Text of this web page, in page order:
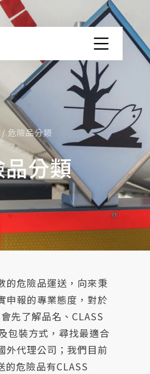
紹
/ 危險品分類
分類
的危險品運送，向來秉
申報的專業態度，對於
先了解品名、CLASS
包裝方式，尋找最適合
外代理公司；我們目前
的危險品有CLASS